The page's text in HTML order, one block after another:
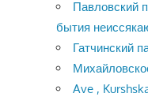
Павловский
бытия
Гатчинский
Ave ,